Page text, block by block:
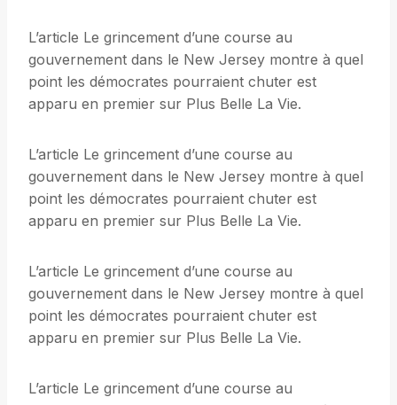
L’article Le grincement d’une course au
gouvernement dans le New Jersey montre à quel
point les démocrates pourraient chuter est
apparu en premier sur Plus Belle La Vie.
L’article Le grincement d’une course au
gouvernement dans le New Jersey montre à quel
point les démocrates pourraient chuter est
apparu en premier sur Plus Belle La Vie.
L’article Le grincement d’une course au
gouvernement dans le New Jersey montre à quel
point les démocrates pourraient chuter est
apparu en premier sur Plus Belle La Vie.
L’article Le grincement d’une course au